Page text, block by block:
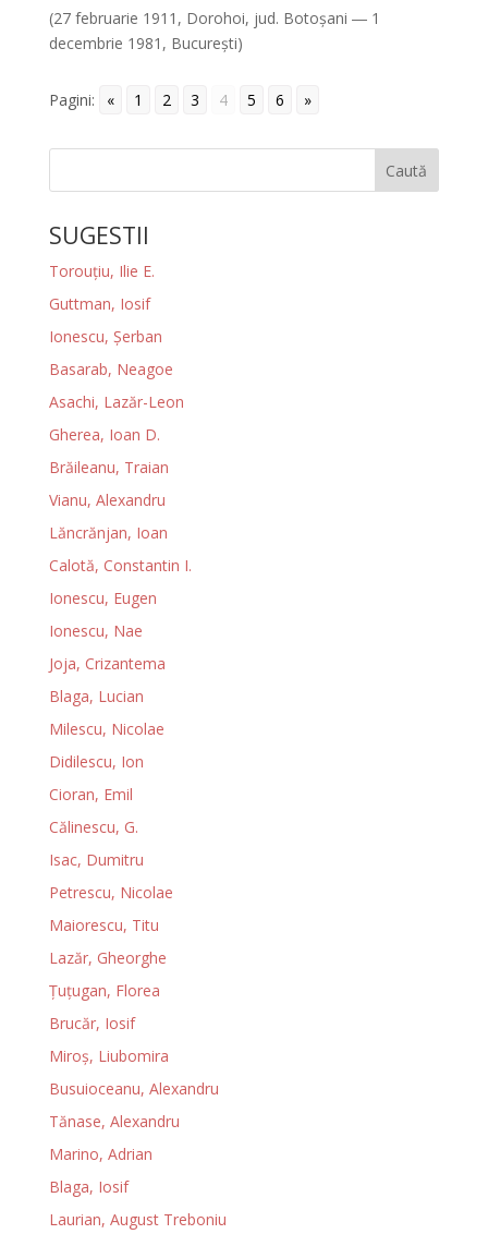
(27 februarie 1911, Dorohoi, jud. Botoşani ― 1
decembrie 1981, Bucureşti)
Pagini: « 1 2 3 4 5 6 »
Caută
SUGESTII
Torouţiu, Ilie E.
Guttman, Iosif
Ionescu, Şerban
Basarab, Neagoe
Asachi, Lazăr-Leon
Gherea, Ioan D.
Brăileanu, Traian
Vianu, Alexandru
Lăncrănjan, Ioan
Calotă, Constantin I.
Ionescu, Eugen
Ionescu, Nae
Joja, Crizantema
Blaga, Lucian
Milescu, Nicolae
Didilescu, Ion
Cioran, Emil
Călinescu, G.
Isac, Dumitru
Petrescu, Nicolae
Maiorescu, Titu
Lazăr, Gheorghe
Ţuţugan, Florea
Brucăr, Iosif
Miroş, Liubomira
Busuioceanu, Alexandru
Tănase, Alexandru
Marino, Adrian
Blaga, Iosif
Laurian, August Treboniu